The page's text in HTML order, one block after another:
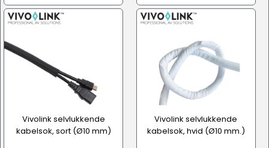
Vivolink selvlukkende
kabelsok, sort (Ø10 mm)
Vivolink selvlukkende
kabelsok, hvid (Ø10 mm.)